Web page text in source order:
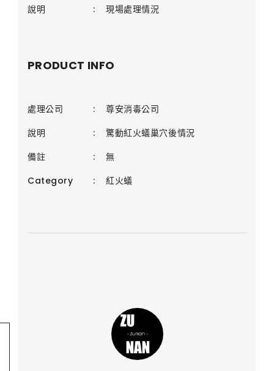
說明 : 現場處理情況
PRODUCT INFO
處理公司 :
尊安消毒公司
說明
:
驚動紅火蟻巢穴後情況
備註
:
無
Category
: 紅火蟻